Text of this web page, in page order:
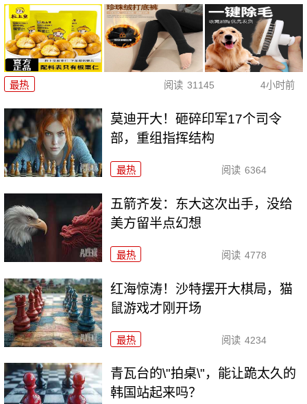
最热 阅读 31145 4小时前
莫迪开大！砸碎印军17个司令
部，重组指挥结构
最热 阅读 6364
五箭齐发：东大这次出手，没给
美方留半点幻想
最热 阅读 4778
红海惊涛！沙特摆开大棋局，猫
鼠游戏才刚开场
最热 阅读 4234
青瓦台的\"拍桌\"，能让跪太久的
韩国站起来吗？